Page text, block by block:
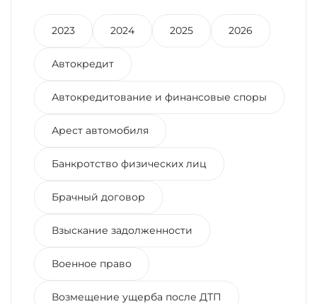
2023 2024 2025 2026
Автокредит
Автокредитование и финансовые споры
Арест автомобиля
Банкротство физических лиц
Брачный договор
Взыскание задолженности
Военное право
Возмещение ущерба после ДТП